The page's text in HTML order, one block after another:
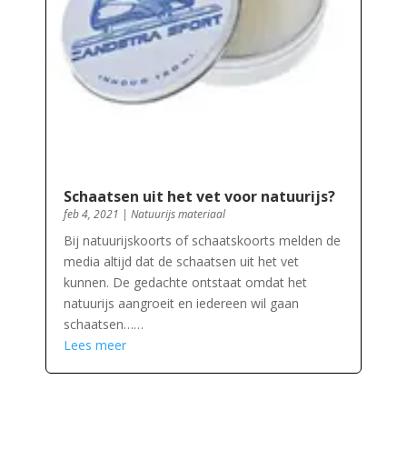
Schaatsen uit het vet voor natuurijs?
feb 4, 2021 | Natuurijs materiaal
Bij natuurijskoorts of schaatskoorts melden de
media altijd dat de schaatsen uit het vet
kunnen. De gedachte ontstaat omdat het
natuurijs aangroeit en iedereen wil gaan
schaatsen……
Lees meer